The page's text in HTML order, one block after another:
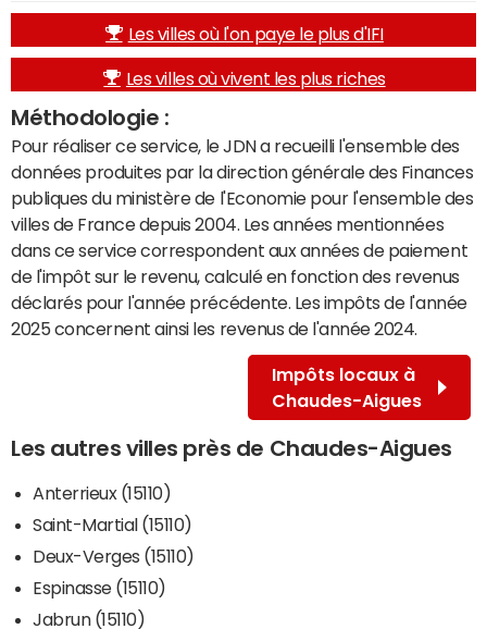
Les villes où l'on paye le plus d'IFI
Les villes où vivent les plus riches
Méthodologie :
Pour réaliser ce service, le JDN a recueilli l'ensemble des
données produites par la direction générale des Finances
publiques du ministère de l'Economie pour l'ensemble des
villes de France depuis 2004. Les années mentionnées
dans ce service correspondent aux années de paiement
de l'impôt sur le revenu, calculé en fonction des revenus
déclarés pour l'année précédente. Les impôts de l'année
2025 concernent ainsi les revenus de l'année 2024.
Impôts locaux à
Chaudes-Aigues
Les autres villes près de Chaudes-Aigues
Anterrieux (15110)
Saint-Martial (15110)
Deux-Verges (15110)
Espinasse (15110)
Jabrun (15110)